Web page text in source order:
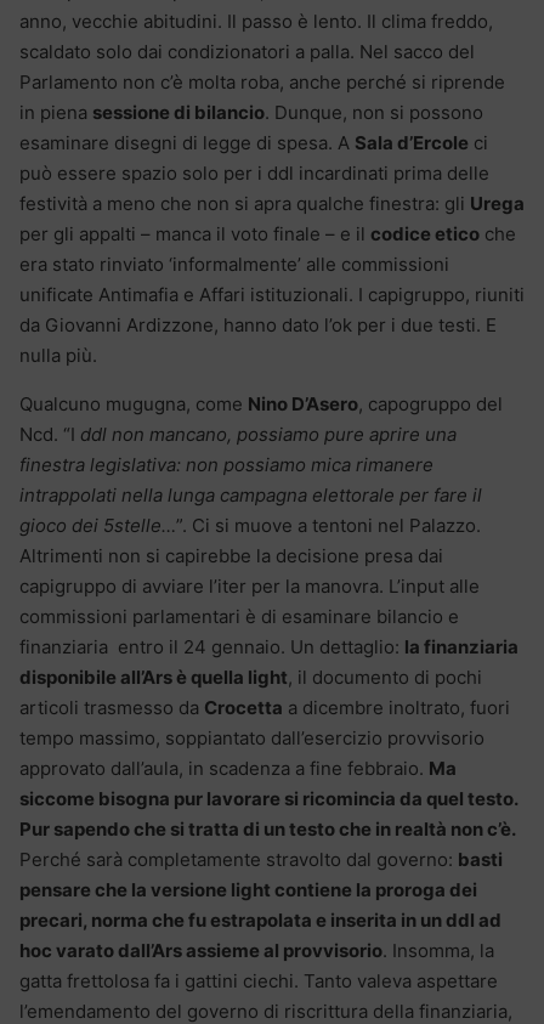
anno, vecchie abitudini. Il passo è lento. Il clima freddo,
scaldato solo dai condizionatori a palla. Nel sacco del
Parlamento non c’è molta roba, anche perché si riprende
in piena sessione di bilancio. Dunque, non si possono
esaminare disegni di legge di spesa. A Sala d’Ercole ci
può essere spazio solo per i ddl incardinati prima delle
festività a meno che non si apra qualche finestra: gli Urega
per gli appalti – manca il voto finale – e il codice etico che
era stato rinviato ‘informalmente’ alle commissioni
unificate Antimafia e Affari istituzionali. I capigruppo, riuniti
da Giovanni Ardizzone, hanno dato l’ok per i due testi. E
nulla più.
Qualcuno mugugna, come Nino D’Asero, capogruppo del
Ncd. “I ddl non mancano, possiamo pure aprire una
finestra legislativa: non possiamo mica rimanere
intrappolati nella lunga campagna elettorale per fare il
gioco dei 5stelle…”. Ci si muove a tentoni nel Palazzo.
Altrimenti non si capirebbe la decisione presa dai
capigruppo di avviare l’iter per la manovra. L’input alle
commissioni parlamentari è di esaminare bilancio e
finanziaria entro il 24 gennaio. Un dettaglio: la finanziaria
disponibile all’Ars è quella light, il documento di pochi
articoli trasmesso da Crocetta a dicembre inoltrato, fuori
tempo massimo, soppiantato dall’esercizio provvisorio
approvato dall’aula, in scadenza a fine febbraio. Ma
siccome bisogna pur lavorare si ricomincia da quel testo.
Pur sapendo che si tratta di un testo che in realtà non c’è.
Perché sarà completamente stravolto dal governo: basti
pensare che la versione light contiene la proroga dei
precari, norma che fu estrapolata e inserita in un ddl ad
hoc varato dall’Ars assieme al provvisorio. Insomma, la
gatta frettolosa fa i gattini ciechi. Tanto valeva aspettare
l’emendamento del governo di riscrittura della finanziaria,